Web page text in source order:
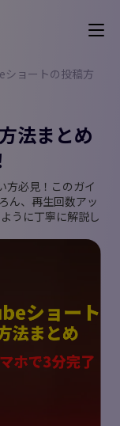
ショートの投稿方
法まとめ
方必見！このガイ
ん、再生回数アッ
うに丁寧に解説し